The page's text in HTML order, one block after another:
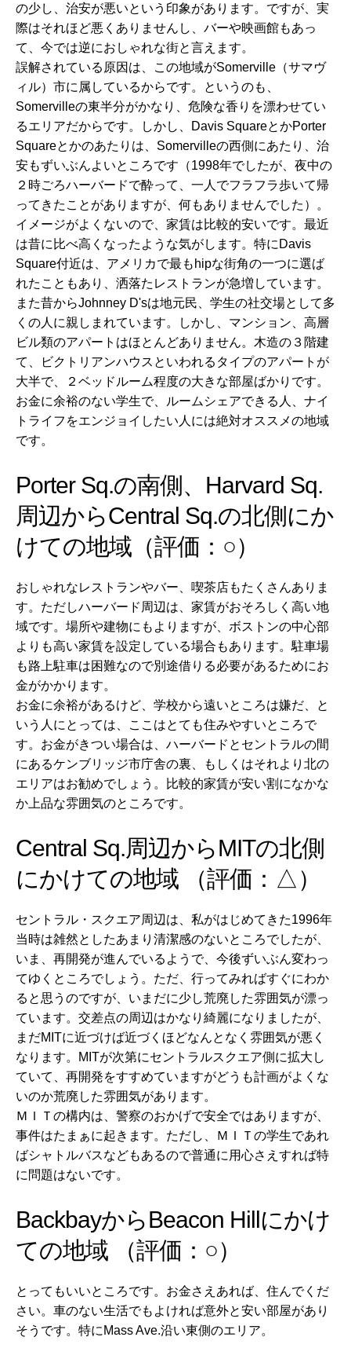
の少し、治安が悪いという印象があります。ですが、実
際はそれほど悪くありませんし、バーや映画館もあっ
て、今では逆におしゃれな街と言えます。
誤解されている原因は、この地域がSomerville（サマヴ
ィル）市に属しているからです。というのも、
Somervilleの東半分がかなり、危険な香りを漂わせてい
るエリアだからです。しかし、Davis SquareとかPorter
Squareとかのあたりは、Somervilleの西側にあたり、治
安もずいぶんよいところです（1998年でしたが、夜中の
２時ごろハーバードで酔って、一人でフラフラ歩いて帰
ってきたことがありますが、何もありませんでした）。
イメージがよくないので、家賃は比較的安いです。最近
は昔に比べ高くなったような気がします。特に Davis
Square付近は、アメリカで最もhipな街角の一つに選ば
れたこともあり、洒落たレストランが急増しています。
また昔からJohnney D'sは地元民、学生の社交場として多
くの人に親しまれています。しかし、マンション、高層
ビル類のアパートはほとんどありません。木造の３階建
て、ビクトリアンハウスといわれるタイプのアパートが
大半で、２ベッドルーム程度の大きな部屋ばかりです。
お金に余裕のない学生で、ルームシェアできる人、ナイ
トライフをエンジョイしたい人には絶対オススメの地域
です。
Porter Sq.の南側、Harvard Sq.
周辺からCentral Sq.の北側にか
けての地域（評価：○）
おしゃれなレストランやバー、喫茶店もたくさんありま
す。ただしハーバード周辺は、家賃がおそろしく高い地
域です。場所や建物にもよりますが、ボストンの中心部
よりも高い家賃を設定している場合もあります。駐車場
も路上駐車は困難なので別途借りる必要があるためにお
金がかかります。
お金に余裕があるけど、学校から遠いところは嫌だ、と
いう人にとっては、ここはとても住みやすいところで
す。お金がきつい場合は、ハーバードとセントラルの間
にあるケンブリッジ市庁舎の裏、もしくはそれより北の
エリアはお勧めでしょう。比較的家賃が安い割になかな
か上品な雰囲気のところです。
Central Sq.周辺からMITの北側
にかけての地域 （評価：△）
セントラル・スクエア周辺は、私がはじめてきた1996年
当時は雑然としたあまり清潔感のないところでしたが、
いま、再開発が進んでいるようで、今後ずいぶん変わっ
てゆくところでしょう。ただ、行ってみればすぐにわか
ると思うのですが、いまだに少し荒廃した雰囲気が漂っ
ています。交差点の周辺はかなり綺麗になりましたが、
まだMITに近づけば近づくほどなんとなく雰囲気が悪く
なります。MITが次第にセントラルスクエア側に拡大し
ていて、再開発をすすめていますがどうも計画がよくな
いのか荒廃した雰囲気があります。
ＭＩＴの構内は、警察のおかげで安全ではありますが、
事件はたまぁに起きます。ただし、ＭＩＴの学生であれ
ばシャトルバスなどもあるので普通に用心さえすれば特
に問題はないです。
BackbayからBeacon Hillにかけ
ての地域 （評価：○）
とってもいいところです。お金さえあれば、住んでくだ
さい。車のない生活でもよければ意外と安い部屋があり
そうです。特にMass Ave.沿い東側のエリア。